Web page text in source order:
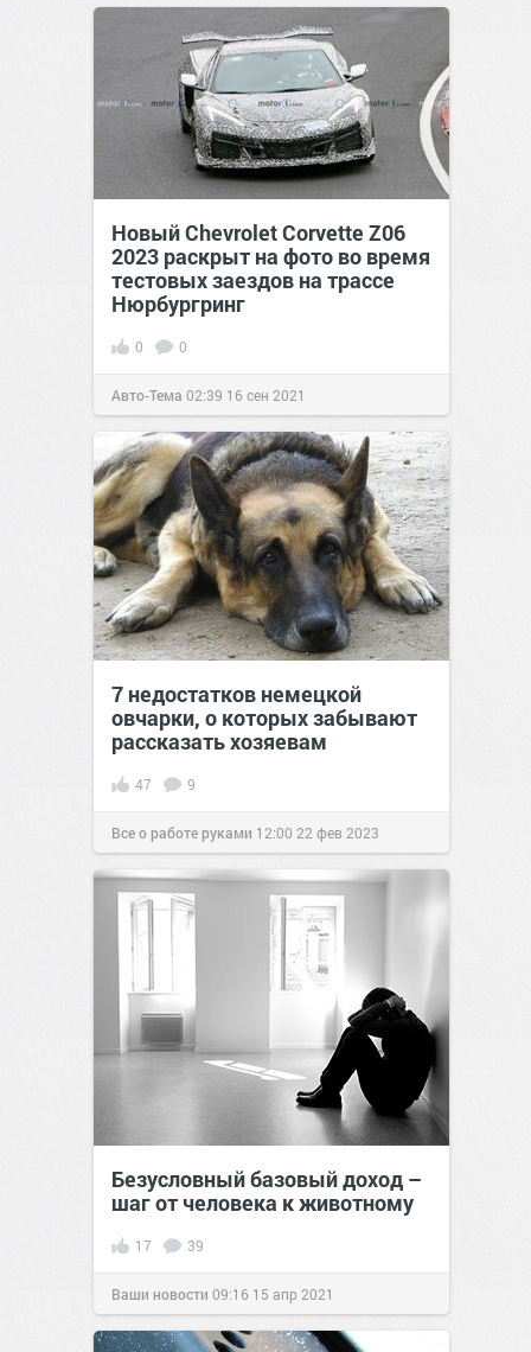
Новый Chevrolet Corvette Z06
2023 раскрыт на фото во время
тестовых заездов на трассе
Нюрбургринг
0 0
Авто-Тема 02:39 16 сен 2021
7 недостатков немецкой
овчарки, о которых забывают
рассказать хозяевам
47 9
Все о работе руками 12:00 22 фев 2023
Безусловный базовый доход –
шаг от человека к животному
17 39
Ваши новости 09:16 15 апр 2021